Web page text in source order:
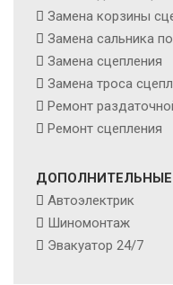
Замена корзины
Замена сальника
Замена сцепления
Замена троса
Ремонт
Ремонт сцепления
ДОПОЛНИТЕЛЬНЫЕ
Автоэлектрик
Шиномонтаж
Эвакуатор 24/7